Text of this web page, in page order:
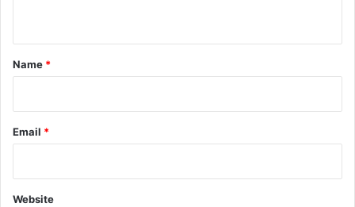
*
Name *
Email *
Website